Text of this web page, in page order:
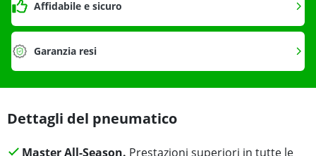
Affidabile e sicuro
Garanzia resi
Dettagli del pneumatico
Master All-Season. Prestazioni superiori in tutte le